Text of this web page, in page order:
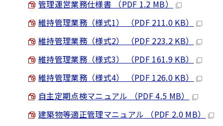
管理運営業務仕様書 （PDF 1.2 MB）
維持管理業務（様式1） （PDF 211.0 KB）
維持管理業務（様式2） （PDF 223.2 KB）
維持管理業務（様式3） （PDF 161.9 KB）
維持管理業務（様式4） （PDF 126.0 KB）
自主定期点検マニュアル （PDF 4.5 MB）
建築物等適正管理マニュアル （PDF 2.0 MB）